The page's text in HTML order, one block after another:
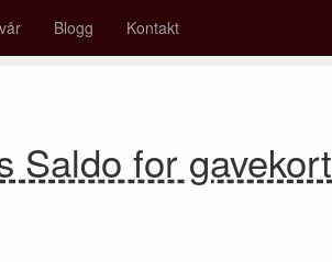
Blogg Kontakt
Saldo for gavekort